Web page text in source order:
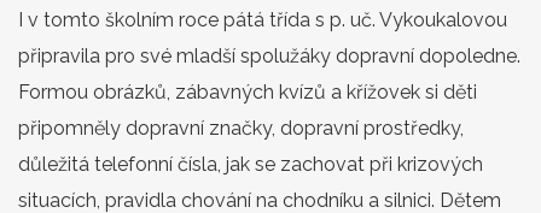
I v tomto školním roce pátá třída s p. uč. Vykoukalovou
připravila pro své mladší spolužáky dopravní dopoledne.
Formou obrázků, zábavných kvízů a křížovek si děti
připomněly dopravní značky, dopravní prostředky,
důležitá telefonní čísla, jak se zachovat při krizových
situacích, pravidla chování na chodníku a silnici. Dětem